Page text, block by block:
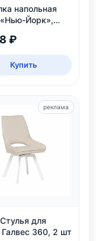
напольная
Йорк»,
₽
Купить
для
Галвес 360, 2 шт
реклама